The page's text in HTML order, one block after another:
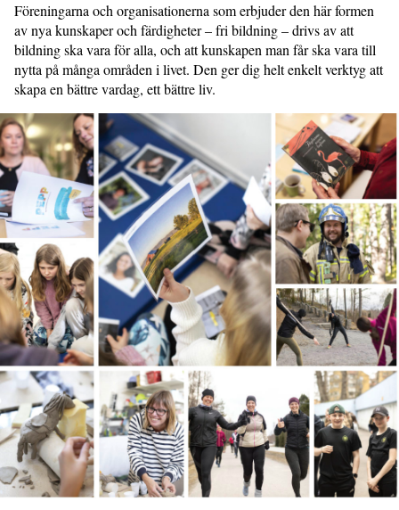
Föreningarna och organisationerna som erbjuder den här formen
av nya kunskaper och färdigheter – fri bildning – drivs av att
bildning ska vara för alla, och att kunskapen man får ska vara till
nytta på många områden i livet. Den ger dig helt enkelt verktyg att
skapa en bättre vardag, ett bättre liv.